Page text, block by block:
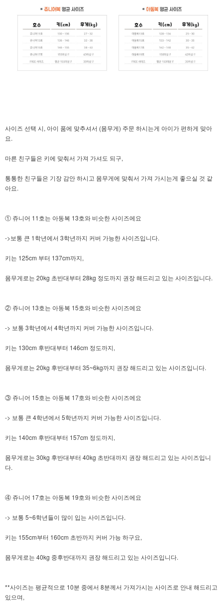
사이즈 선택 시, 아이 품에 맞추셔서 (몸무게) 주문 하시는게 아이가 편하게 맞아
요.
마른 친구들은 키에 맞춰서 가져 가셔도 되구,
통통한 친구들은 기장 감안 하시고 몸무게에 맞춰서 가져 가시는게 좋으실 것 같
아요.
① 쥬니어 11호는 아동복 13호와 비슷한 사이즈에요
->보통 큰 1학년에서 3학년까지 커버 가능한 사이즈입니다.
키는 125cm 부터 137cm까지,
몸무게로는 20kg 초반대부터 28kg 정도까지 권장 해드리고 있는 사이즈입니다.
② 쥬니어 13호는 아동복 15호와 비슷한 사이즈에요
-> 보통 3학년에서 4학년까지 커버 가능한 사이즈입니다.
키는 130cm 후반대부터 146cm 정도까지,
몸무게로는 20kg 후반대부터 35~6kg까지 권장 해드리고 있는 사이즈입니다.
③ 쥬니어 15호는 아동복 17호와 비슷한 사이즈에요
-> 보통 큰 4학년에서 5학년까지 커버 가능한 사이즈입니다.
키는 140cm 후반대부터 157cm 정도까지,
몸무게로는 30kg 후반대부터 40kg 초반대까지 권장 해드리고 있는 사이즈입니
다.
④ 쥬니어 17호는 아동복 19호와 비슷한 사이즈에요
-> 보통 5~6학년들이 많이 입는 사이즈입니다.
키는 155cm부터 160cm 초반까지 커버 가능 하구요,
몸무게로는 40kg 중후반대까지 권장 해드리고 있는 사이즈입니다.
**사이즈는 평균적으로 10분 중에서 8분께서 가져가시는 사이즈로 안내 해드리고
있으며,